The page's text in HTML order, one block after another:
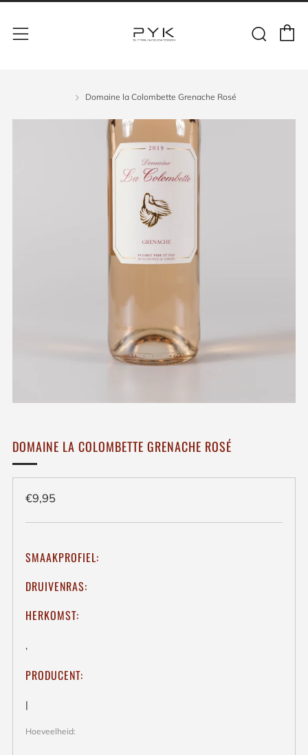
Domaine la Colombette Grenache Rosé
DOMAINE LA COLOMBETTE GRENACHE ROSÉ
Regulieren
€9,95
SMAAKPROFIEL:
DRUIVENRAS:
HERKOMST:
,
PRODUCENT:
|
Hoeveelheid: